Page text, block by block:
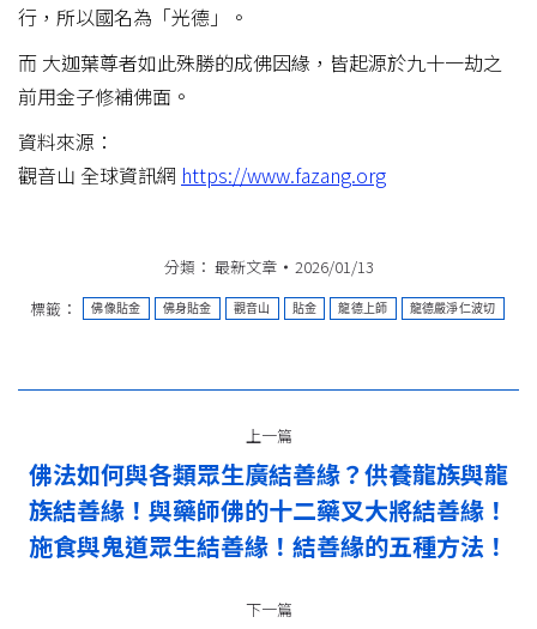
行，所以國名為「光德」。
而 大迦葉尊者如此殊勝的成佛因緣，皆起源於九十一劫之
前用金子修補佛面。
資料來源：
觀音山 全球資訊網 https://www.fazang.org
分類： 最新文章
2026/01/13
標籤：
佛像貼金 佛身貼金 觀音山 貼金 龍德上師 龍德嚴淨仁波切
章
导
航
上一篇
上
一
佛法如何與各類眾生廣結善緣？供養龍族與龍
族結善緣！與藥師佛的十二藥叉大將結善緣！
施食與鬼道眾生結善緣！結善緣的五種方法！
下一篇